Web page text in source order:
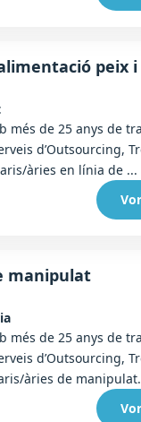
peix
més de 25 anys de
d’Outsourcing,
àries en línia de ...
manipulat
més de 25 anys de
d’Outsourcing,
àries de